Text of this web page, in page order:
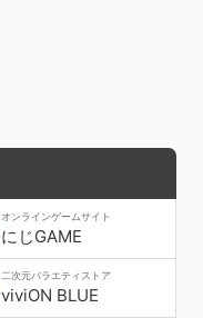
オンラインゲームサイト
にじGAME
二次元バラエティストア
viviON BLUE